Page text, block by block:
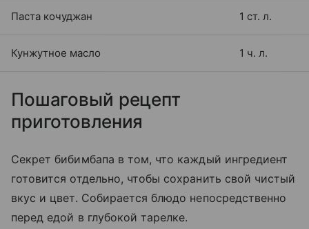
Паста кочуджан 1 ст. л.
Кунжутное масло 1 ч. л.
Пошаговый рецепт
приготовления
Секрет бибимбапа в том, что каждый ингредиент
готовится отдельно, чтобы сохранить свой чистый
вкус и цвет. Собирается блюдо непосредственно
перед едой в глубокой тарелке.